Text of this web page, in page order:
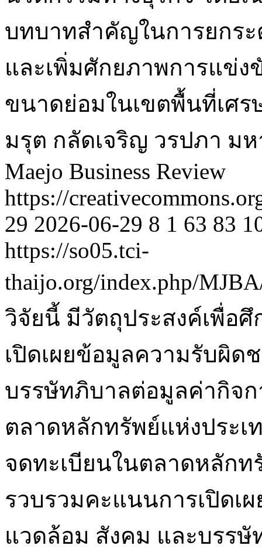
บทบาทสำคัญในการยกร
และเพิ่มศักยภาพการแข่
ขนาดย่อมในเขตพื้นที่เศร
มรุต กลัดเจริญ วรปภา ม
Maejo Business Review
https://
29 2026-06-29 8 1 63 83
https://so05.tci-
thaijo.org/index.php/
วิจัยนี้ มีวัตถุประสงค์เพื่อ
เปิดเผยข้อมูลความรับผิ
บรรษัทภิบาลต่อมูลค่ากิจ
ตลาดหลักทรัพย์แห่งประเ
จดทะเบียนในตลาดหลักท
รวบรวมคะแนนการเปิดเ
แวดล้อม สังคม และบรรษั